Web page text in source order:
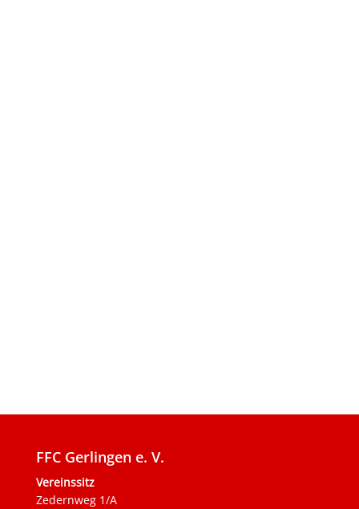
FFC Gerlingen e. V.
Vereinssitz
Zedernweg 1/A